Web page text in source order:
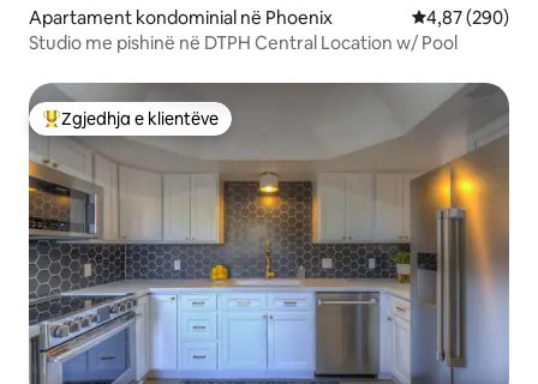
Apartament kondominial në Phoenix Vlerësimi
4,87 (290)
Studio me pishinë në DTPH Central Location w/ Pool
Më të mirat e zgjedhjeve të klientëve
Zgjedhja e klientëve